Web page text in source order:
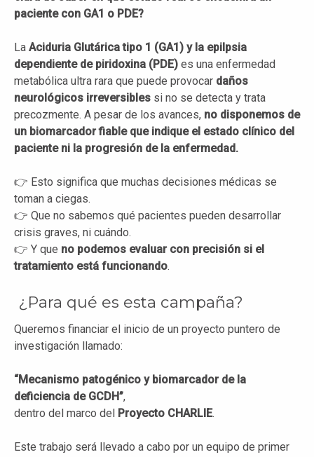
paciente con GA1 o PDE?
La Aciduria Glutárica tipo 1 (GA1) y la epilpsia
dependiente de piridoxina (PDE) es una enfermedad
metabólica ultra rara que puede provocar daños
neurológicos irreversibles si no se detecta y trata
precozmente. A pesar de los avances, no disponemos de
un biomarcador fiable que indique el estado clínico del
paciente ni la progresión de la enfermedad.
👉 Esto significa que muchas decisiones médicas se
toman a ciegas.
👉 Que no sabemos qué pacientes pueden desarrollar
crisis graves, ni cuándo.
👉 Y que no podemos evaluar con precisión si el
tratamiento está funcionando.
¿Para qué es esta campaña?
Queremos financiar el inicio de un proyecto puntero de
investigación llamado:
“Mecanismo patogénico y biomarcador de la
deficiencia de GCDH”,
dentro del marco del Proyecto CHARLIE.
Este trabajo será llevado a cabo por un equipo de primer